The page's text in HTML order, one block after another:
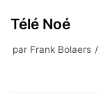
Télé Noé
par Frank Bolaers